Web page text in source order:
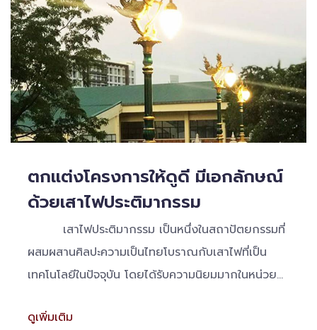
ตกแต่งโครงการให้ดูดี มีเอกลักษณ์
ด้วยเสาไฟประติมากรรม
เสาไฟประติมากรรม เป็นหนึ่งในสถาปัตยกรรมที่
ผสมผสานศิลปะความเป็นไทยโบราณกับเสาไฟที่เป็น
เทคโนโลยีในปัจจุบัน โดยได้รับความนิยมมากในหน่วย
ราชการต่าง ๆ
ดูเพิ่มเติม